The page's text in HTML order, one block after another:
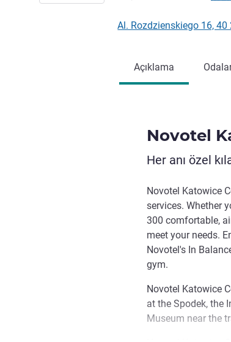
Al. Rozdzienskiego 16, 40
Açıklama
Novotel
Her anı özel
Novotel Katowice
services. Whether
300 comfortable,
meet your needs.
Novotel's In
gym.
Novotel Katowice
at the Spodek, the
Museum near the